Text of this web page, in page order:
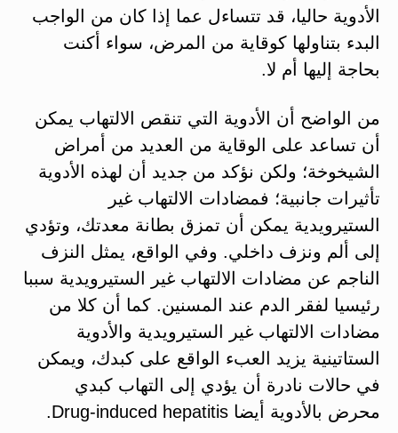
الأدوية حاليا، قد تتساءل عما إذا كان من الواجب
البدء بتناولها كوقاية من المرض، سواء أكنت
بحاجة إليها أم لا.
من الواضح أن الأدوية التي تنقص الالتهاب يمكن
أن تساعد على الوقاية من العديد من أمراض
الشيخوخة؛ ولكن نؤكد من جديد أن لهذه الأدوية
تأثيرات جانبية؛ فمضادات الالتهاب غير
الستيرويدية يمكن أن تمزق بطانة معدتك، وتؤدي
إلى ألم ونزف داخلي. وفي الواقع، يمثل النزف
الناجم عن مضادات الالتهاب غير الستيرويدية سببا
رئيسيا لفقر الدم عند المسنين. كما أن كلا من
مضادات الالتهاب غير الستيرويدية والأدوية
الستاتينية يزيد العبء الواقع على كبدك، ويمكن
في حالات نادرة أن يؤدي إلى التهاب كبدي
محرض بالأدوية أيضا Drug-induced hepatitis.